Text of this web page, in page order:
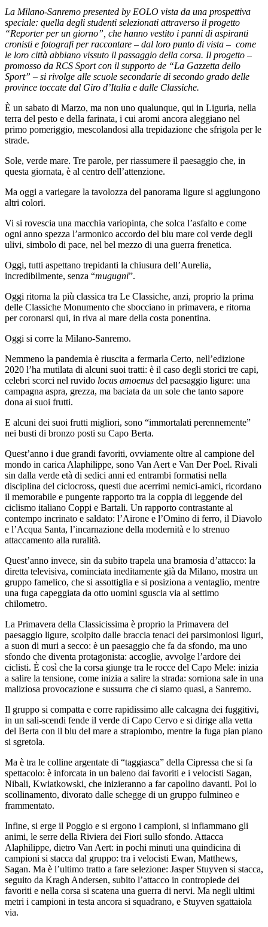
La Milano-Sanremo presented by EOLO vista da una prospettiva
speciale: quella degli studenti selezionati attraverso il progetto
“Reporter per un giorno”, che hanno vestito i panni di aspiranti
cronisti e fotografi per raccontare – dal loro punto di vista – come
le loro città abbiano vissuto il passaggio della corsa. Il progetto –
promosso da RCS Sport con il supporto de “La Gazzetta dello
Sport” – si rivolge alle scuole secondarie di secondo grado delle
province toccate dal Giro d’Italia e dalle Classiche.
È un sabato di Marzo, ma non uno qualunque, qui in Liguria, nella
terra del pesto e della farinata, i cui aromi ancora aleggiano nel
primo pomeriggio, mescolandosi alla trepidazione che sfrigola per le
strade.
Sole, verde mare. Tre parole, per riassumere il paesaggio che, in
questa giornata, è al centro dell’attenzione.
Ma oggi a variegare la tavolozza del panorama ligure si aggiungono
altri colori.
Vi si rovescia una macchia variopinta, che solca l’asfalto e come
ogni anno spezza l’armonico accordo del blu mare col verde degli
ulivi, simbolo di pace, nel bel mezzo di una guerra frenetica.
Oggi, tutti aspettano trepidanti la chiusura dell’Aurelia,
incredibilmente, senza “mugugni”.
Oggi ritorna la più classica tra Le Classiche, anzi, proprio la prima
delle Classiche Monumento che sbocciano in primavera, e ritorna
per coronarsi qui, in riva al mare della costa ponentina.
Oggi si corre la Milano-Sanremo.
Nemmeno la pandemia è riuscita a fermarla Certo, nell’edizione
2020 l’ha mutilata di alcuni suoi tratti: è il caso degli storici tre capi,
celebri scorci nel ruvido locus amoenus del paesaggio ligure: una
campagna aspra, grezza, ma baciata da un sole che tanto sapore
dona ai suoi frutti.
E alcuni dei suoi frutti migliori, sono “immortalati perennemente”
nei busti di bronzo posti su Capo Berta.
Quest’anno i due grandi favoriti, ovviamente oltre al campione del
mondo in carica Alaphilippe, sono Van Aert e Van Der Poel. Rivali
sin dalla verde età di sedici anni ed entrambi formatisi nella
disciplina del ciclocross, questi due acerrimi nemici-amici, ricordano
il memorabile e pungente rapporto tra la coppia di leggende del
ciclismo italiano Coppi e Bartali. Un rapporto contrastante al
contempo incrinato e saldato: l’Airone e l’Omino di ferro, il Diavolo
e l’Acqua Santa, l’incarnazione della modernità e lo strenuo
attaccamento alla ruralità.
Quest’anno invece, sin da subito trapela una bramosia d’attacco: la
diretta televisiva, cominciata ineditamente già da Milano, mostra un
gruppo famelico, che si assottiglia e si posiziona a ventaglio, mentre
una fuga capeggiata da otto uomini sguscia via al settimo
chilometro.
La Primavera della Classicissima è proprio la Primavera del
paesaggio ligure, scolpito dalle braccia tenaci dei parsimoniosi liguri,
a suon di muri a secco: è un paesaggio che fa da sfondo, ma uno
sfondo che diventa protagonista: accoglie, avvolge l’ardore dei
ciclisti. È così che la corsa giunge tra le rocce del Capo Mele: inizia
a salire la tensione, come inizia a salire la strada: sorniona sale in una
maliziosa provocazione e sussurra che ci siamo quasi, a Sanremo.
Il gruppo si compatta e corre rapidissimo alle calcagna dei fuggitivi,
in un sali-scendi fende il verde di Capo Cervo e si dirige alla vetta
del Berta con il blu del mare a strapiombo, mentre la fuga pian piano
si sgretola.
Ma è tra le colline argentate di “taggiasca” della Cipressa che si fa
spettacolo: è inforcata in un baleno dai favoriti e i velocisti Sagan,
Nibali, Kwiatkowski, che inizieranno a far capolino davanti. Poi lo
scollinamento, divorato dalle schegge di un gruppo fulmineo e
frammentato.
Infine, si erge il Poggio e si ergono i campioni, si infiammano gli
animi, le serre della Riviera dei Fiori sullo sfondo. Attacca
Alaphilippe, dietro Van Aert: in pochi minuti una quindicina di
campioni si stacca dal gruppo: tra i velocisti Ewan, Matthews,
Sagan. Ma è l’ultimo tratto a fare selezione: Jasper Stuyven si stacca,
seguito da Kragh Andersen, subito l’attacco in contropiede dei
favoriti e nella corsa si scatena una guerra di nervi. Ma negli ultimi
metri i campioni in testa ancora si squadrano, e Stuyven sgattaiola
via.